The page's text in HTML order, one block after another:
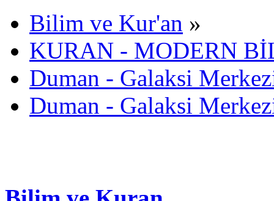
Bilim ve Kur'an »
KURAN - MODERN
Duman - Galaksi
Duman - Galaksi